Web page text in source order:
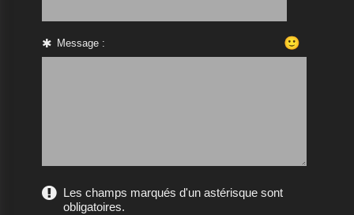
Message : 🙂
Les champs marqués d'un astérisque sont
obligatoires.